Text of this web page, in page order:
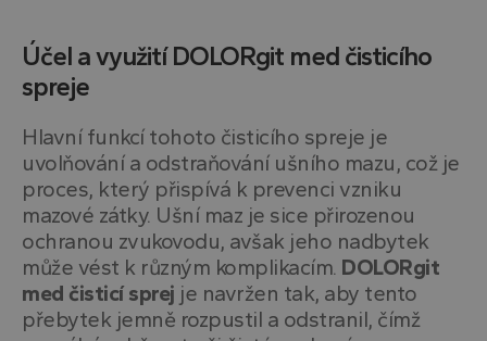
Účel a využití DOLORgit med čisticího
spreje
Hlavní funkcí tohoto čisticího spreje je
uvolňování a odstraňování ušního mazu, což je
proces, který přispívá k prevenci vzniku
mazové zátky. Ušní maz je sice přirozenou
ochranou zvukovodu, avšak jeho nadbytek
může vést k různým komplikacím. DOLORgit
med čisticí sprej je navržen tak, aby tento
přebytek jemně rozpustil a odstranil, čímž